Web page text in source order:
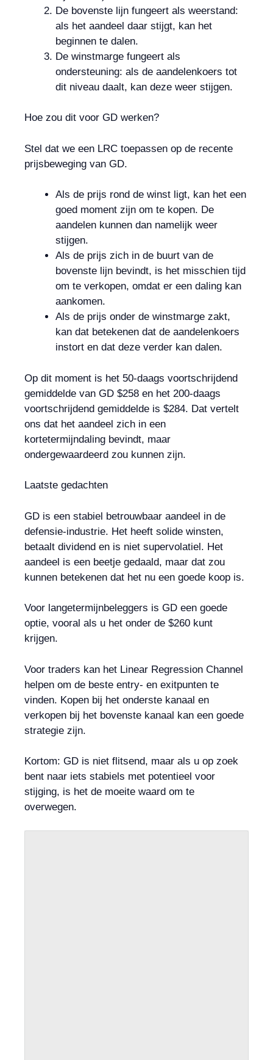
De bovenste lijn fungeert als weerstand:
als het aandeel daar stijgt, kan het
beginnen te dalen.
De winstmarge fungeert als
ondersteuning: als de aandelenkoers tot
dit niveau daalt, kan deze weer stijgen.
Hoe zou dit voor GD werken?
Stel dat we een LRC toepassen op de recente
prijsbeweging van GD.
Als de prijs rond de winst ligt, kan het een
goed moment zijn om te kopen. De
aandelen kunnen dan namelijk weer
stijgen.
Als de prijs zich in de buurt van de
bovenste lijn bevindt, is het misschien tijd
om te verkopen, omdat er een daling kan
aankomen.
Als de prijs onder de winstmarge zakt,
kan dat betekenen dat de aandelenkoers
instort en dat deze verder kan dalen.
Op dit moment is het 50-daags voortschrijdend
gemiddelde van GD $258 en het 200-daags
voortschrijdend gemiddelde is $284. Dat vertelt
ons dat het aandeel zich in een
kortetermijndaling bevindt, maar
ondergewaardeerd zou kunnen zijn.
Laatste gedachten
GD is een stabiel betrouwbaar aandeel in de
defensie-industrie. Het heeft solide winsten,
betaalt dividend en is niet supervolatiel. Het
aandeel is een beetje gedaald, maar dat zou
kunnen betekenen dat het nu een goede koop is.
Voor langetermijnbeleggers is GD een goede
optie, vooral als u het onder de $260 kunt
krijgen.
Voor traders kan het Linear Regression Channel
helpen om de beste entry- en exitpunten te
vinden. Kopen bij het onderste kanaal en
verkopen bij het bovenste kanaal kan een goede
strategie zijn.
Kortom: GD is niet flitsend, maar als u op zoek
bent naar iets stabiels met potentieel voor
stijging, is het de moeite waard om te
overwegen.